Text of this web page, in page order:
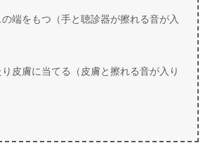
端をもつ（手と聴診器が擦れる音が入
皮膚に当てる（皮膚と擦れる音が入り